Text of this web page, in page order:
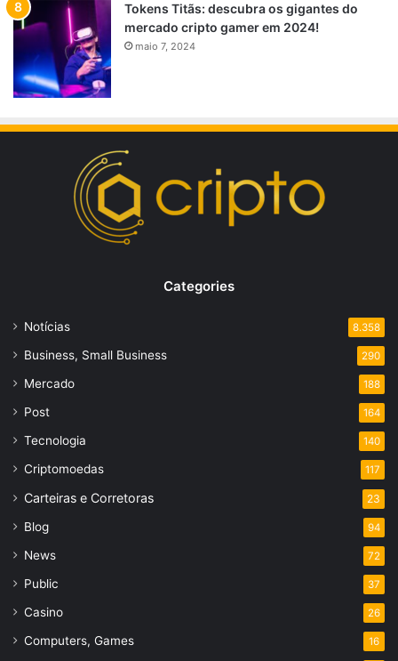
Tokens Titãs: descubra os gigantes do
mercado cripto gamer em 2024!
maio 7, 2024
Categories
Notícias 8.358
Business, Small Business 290
Mercado 188
Post 164
Tecnologia 140
Criptomoedas 117
Carteiras e Corretoras 23
Blog 94
News 72
Public 37
Casino 26
Computers, Games 16